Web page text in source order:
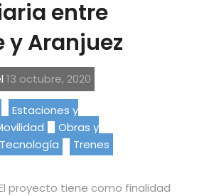
entre
y Aranjuez
13 octubre, 2020
Estaciones y
Obras y
Tecnología Trenes
El proyecto tiene como finalidad